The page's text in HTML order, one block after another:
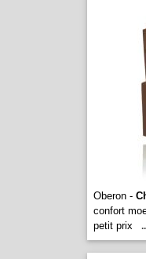
Oberon -
confort
petit prix